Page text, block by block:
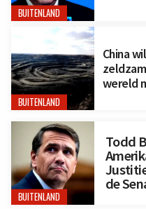
BUITENLAND
BUITENLAND
China
wereld
BUITENLAND
Todd
de